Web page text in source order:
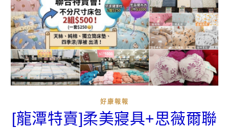
好康報報
[龍潭特賣]柔美寢具+思薇爾聯